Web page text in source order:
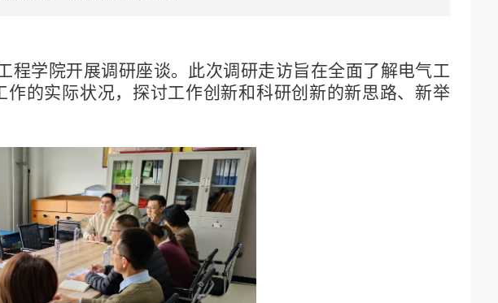
程学院开展调研座谈。此次调研走访旨在全面了解电气工
的实际状况，探讨工作创新和科研创新的新思路、新举